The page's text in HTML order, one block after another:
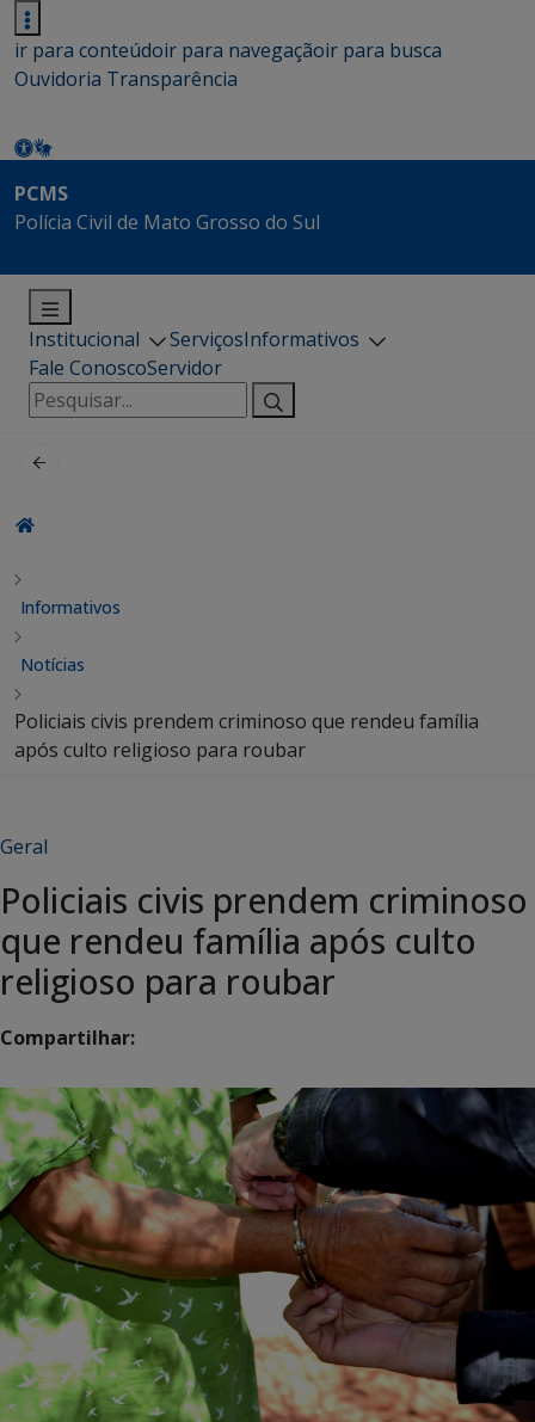
ir para conteúdoir para navegaçãoir para busca
Ouvidoria Transparência
PCMS
Polícia Civil de Mato Grosso do Sul
Institucional ServiçosInformativos
Fale ConoscoServidor
Pesquisar
por:
Informativos
Notícias
Policiais civis prendem criminoso que rendeu família
após culto religioso para roubar
Geral
Policiais civis prendem criminoso
que rendeu família após culto
religioso para roubar
Compartilhar: